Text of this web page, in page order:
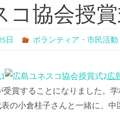
コ協会授
日 ボランティア・市民活動
広
受賞することになりました。
の小倉桂子さんと一緒に、